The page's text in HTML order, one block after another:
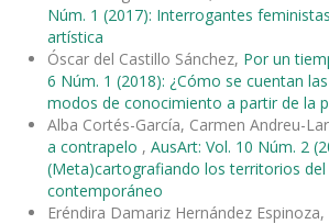
Núm. 1 (2017): Interrogantes
artística
Óscar del Castillo Sánchez, Por un
6 Núm. 1 (2018): ¿Cómo se cuentan
modos de conocimiento a partir de la
Alba Cortés-García, Carmen Andreu-
a contrapelo , AusArt: Vol. 10 Núm. 2
(Meta)cartografiando los territorios del
contemporáneo
Eréndira Damariz Hernández Espinoza,